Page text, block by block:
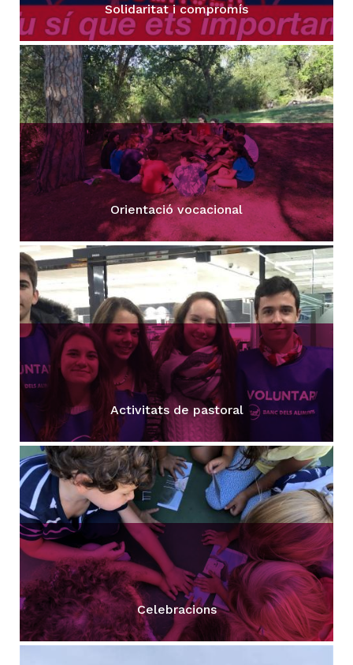
Solidaritat i compromís
Orientació vocacional
Activitats de pastoral
Celebracions